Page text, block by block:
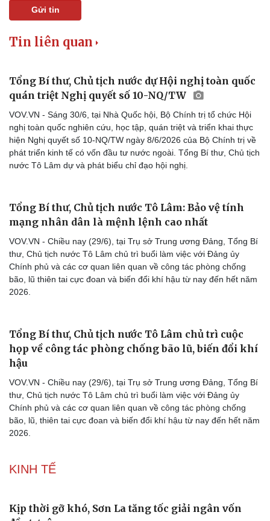
Văn hóa
Âm nhạc
Di sản
Giải trí
Gửi tin
Tin liên quan
Tổng Bí thư, Chủ tịch nước dự Hội nghị toàn quốc
quán triệt Nghị quyết số 10-NQ/TW
VOV.VN - Sáng 30/6, tại Nhà Quốc hội, Bộ Chính trị tổ chức Hội
nghị toàn quốc nghiên cứu, học tập, quán triệt và triển khai thực
hiện Nghị quyết số 10-NQ/TW ngày 8/6/2026 của Bộ Chính trị về
phát triển kinh tế có vốn đầu tư nước ngoài. Tổng Bí thư, Chủ tịch
nước Tô Lâm dự và phát biểu chỉ đạo hội nghị.
Tổng Bí thư, Chủ tịch nước Tô Lâm: Bảo vệ tính
mạng nhân dân là mệnh lệnh cao nhất
VOV.VN - Chiều nay (29/6), tại Trụ sở Trung ương Đảng, Tổng Bí
thư, Chủ tịch nước Tô Lâm chủ trì buổi làm việc với Đảng ủy
Chính phủ và các cơ quan liên quan về công tác phòng chống
bão, lũ thiên tai cực đoan và biến đổi khí hậu từ nay đến hết năm
2026.
Tổng Bí thư, Chủ tịch nước Tô Lâm chủ trì cuộc
họp về công tác phòng chống bão lũ, biến đổi khí
hậu
VOV.VN - Chiều nay (29/6), tại Trụ sở Trung ương Đảng, Tổng Bí
thư, Chủ tịch nước Tô Lâm chủ trì buổi làm việc với Đảng ủy
Chính phủ và các cơ quan liên quan về công tác phòng chống
bão, lũ, thiên tai cực đoan và biến đổi khí hậu từ nay đến hết năm
2026.
KINH TẾ
Kịp thời gỡ khó, Sơn La tăng tốc giải ngân vốn